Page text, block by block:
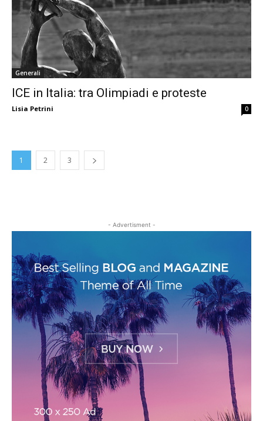
Generali
ICE in Italia: tra Olimpiadi e proteste
Lisia Petrini 0
1 2 3
- Advertisment -